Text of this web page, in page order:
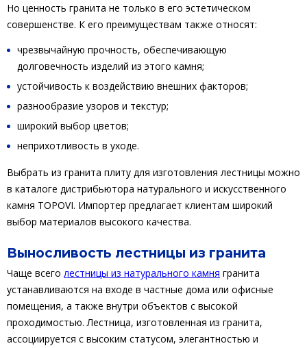
Но ценность гранита не только в его эстетическом
совершенстве. К его преимуществам также относят:
чрезвычайную прочность, обеспечивающую
долговечность изделий из этого камня;
устойчивость к воздействию внешних факторов;
разнообразие узоров и текстур;
широкий выбор цветов;
неприхотливость в уходе.
Выбрать из гранита плиту для изготовления лестницы можно
в каталоге дистрибьютора натурального и искусственного
камня TOPOVI. Импортер предлагает клиентам широкий
выбор материалов высокого качества.
Выносливость лестницы из гранита
Чаще всего лестницы из натурального камня гранита
устанавливаются на входе в частные дома или офисные
помещения, а также внутри объектов с высокой
проходимостью. Лестница, изготовленная из гранита,
ассоциируется с высоким статусом, элегантностью и